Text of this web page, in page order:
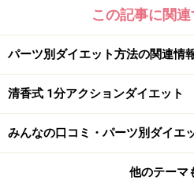
縄跳びダイエットの注
「縄跳びダイエット」ではジ
や膝に負担がかかるのは事実
リートの上で行うのが避けた
の高い靴を履いて実践するの
この記事に関
パーツ別ダイエット方法の関連情
清香式 1分アクションダイエット
みんなの口コミ・パーツ別ダイエ
他のテーマ